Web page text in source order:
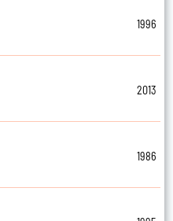
1996
2013
1986